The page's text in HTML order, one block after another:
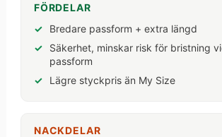
FÖRDELAR
Bredare passform + extra längd
Säkerhet, minskar risk för bristning
passform
Lägre styckpris än My Size
NACKDELAR